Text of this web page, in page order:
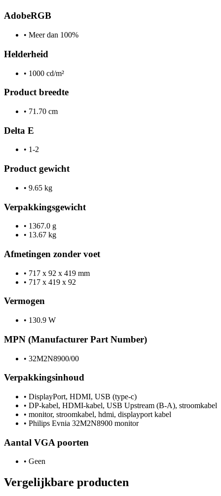
AdobeRGB
• Meer dan 100%
Helderheid
• 1000 cd/m²
Product breedte
• 71.70 cm
Delta E
• 1-2
Product gewicht
• 9.65 kg
Verpakkingsgewicht
• 1367.0 g
• 13.67 kg
Afmetingen zonder voet
• 717 x 92 x 419 mm
• 717 x 419 x 92
Vermogen
• 130.9 W
MPN (Manufacturer Part Number)
• 32M2N8900/00
Verpakkingsinhoud
• DisplayPort, HDMI, USB (type-c)
• DP-kabel, HDMI-kabel, USB Upstream (B-A), stroomkabel
• monitor, stroomkabel, hdmi, displayport kabel
• Philips Evnia 32M2N8900 monitor
Aantal VGA poorten
• Geen
Vergelijkbare producten